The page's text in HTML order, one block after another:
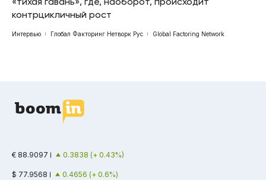
контрцикличный рост
Интервью Глобал Факторинг Нетворк Рус Global Factoring Network
€ 88.9097 0.3838 (+ 0.43%)
$ 77.9568 0.4656 (+ 0.6%)